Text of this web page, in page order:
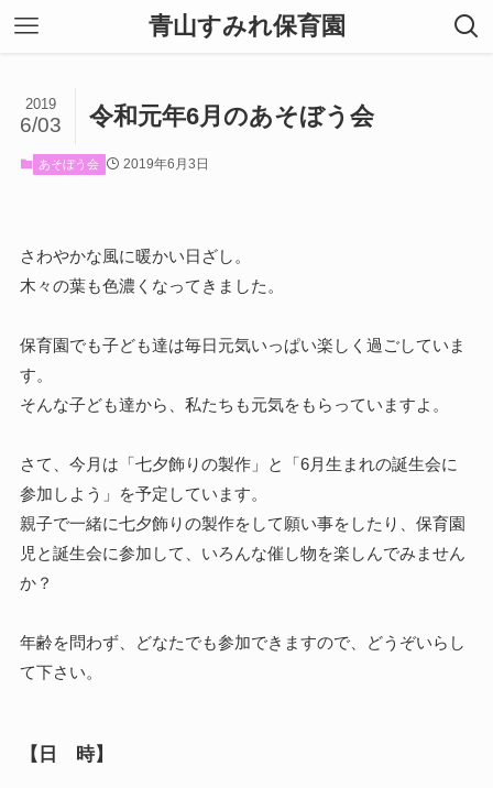
青山すみれ保育園
令和元年6月のあそぼう会
2019
6/03
あそぼう会 2019年6月3日
さわやかな風に暖かい日ざし。
木々の葉も色濃くなってきました。
保育園でも子ども達は毎日元気いっぱい楽しく過ごしていま
す。
そんな子ども達から、私たちも元気をもらっていますよ。
さて、今月は「七夕飾りの製作」と「6月生まれの誕生会に
参加しよう」を予定しています。
親子で一緒に七夕飾りの製作をして願い事をしたり、保育園
児と誕生会に参加して、いろんな催し物を楽しんでみません
か？
年齢を問わず、どなたでも参加できますので、どうぞいらし
て下さい。
【日 時】